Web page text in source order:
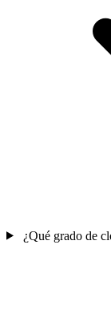
¿Qué grado de